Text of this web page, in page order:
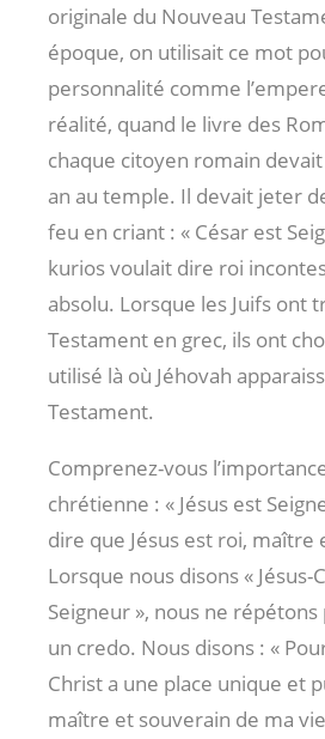
originale du Nouveau
époque, on utilisait ce mot
personnalité comme
réalité, quand le livre des
chaque citoyen romain
an au temple. Il devait jeter
feu en criant : « César est
kurios voulait dire roi
absolu. Lorsque les Juifs ont
Testament en grec, ils ont
utilisé là où Jéhovah
Testament.
Comprenez-vous
chrétienne : « Jésus est
dire que Jésus est roi, maître
Lorsque nous disons « Jésus-
Seigneur », nous ne
un credo. Nous disons : «
Christ a une place unique et
maître et souverain de ma